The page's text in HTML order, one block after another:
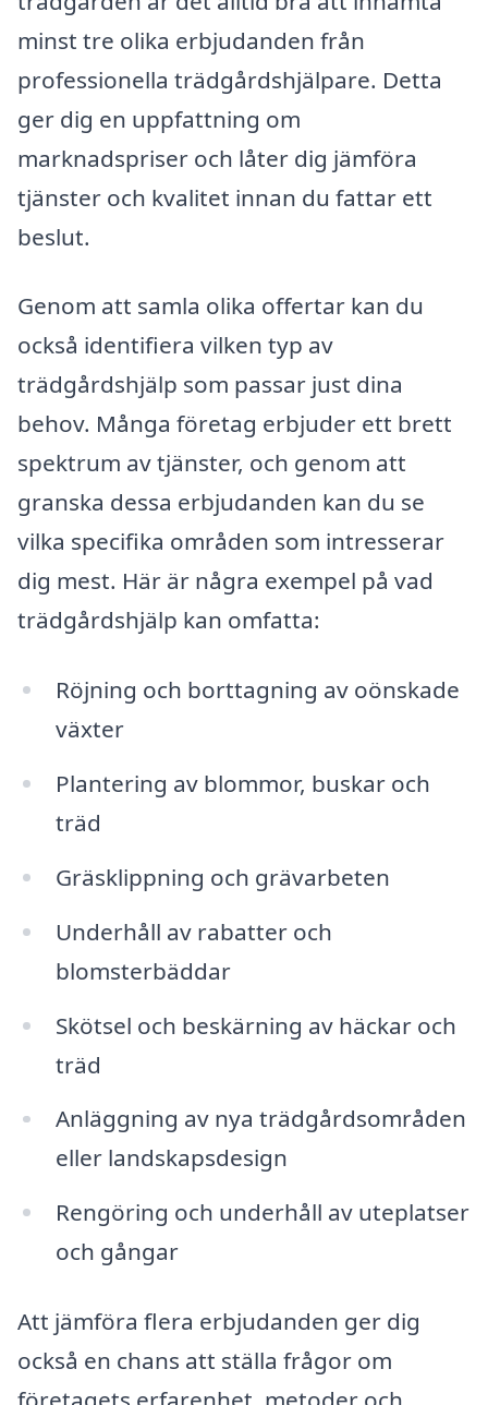
minst tre olika erbjudanden från
professionella trädgårdshjälpare. Detta
ger dig en uppfattning om
marknadspriser och låter dig jämföra
tjänster och kvalitet innan du fattar ett
beslut.
Genom att samla olika offertar kan du
också identifiera vilken typ av
trädgårdshjälp som passar just dina
behov. Många företag erbjuder ett brett
spektrum av tjänster, och genom att
granska dessa erbjudanden kan du se
vilka specifika områden som intresserar
dig mest. Här är några exempel på vad
trädgårdshjälp kan omfatta:
Röjning och borttagning av oönskade
växter
Plantering av blommor, buskar och
träd
Gräsklippning och grävarbeten
Underhåll av rabatter och
blomsterbäddar
Skötsel och beskärning av häckar och
träd
Anläggning av nya trädgårdsområden
eller landskapsdesign
Rengöring och underhåll av uteplatser
och gångar
Att jämföra flera erbjudanden ger dig
också en chans att ställa frågor om